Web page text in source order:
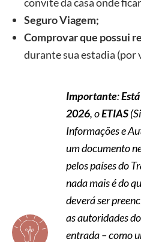
Seguro Viagem;
Comprovar que possui
durante sua estadia (por
Importante:
2026, oETIAS
Informações e
um documento
pelos países do
nada mais é do
deverá ser
as autoridades
entrada – como